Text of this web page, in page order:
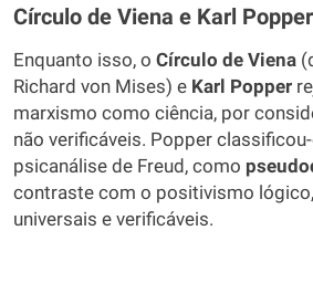
Círculo de Viena e Karl Popper
Enquanto isso, o Círculo de Viena
Richard von Mises) e Karl Popper
marxismo como ciência, por
não verificáveis. Popper
psicanálise de Freud, como
contraste com o positivismo
universais e verificáveis.